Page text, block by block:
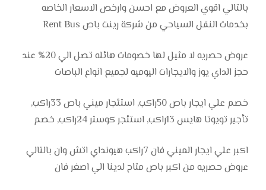
بالتالي اقوي العروض مع احسن وارخص الاسعار الخاصه
بخدمات النقل السياحي من شركة رينت باص Rent Bus
عروض حصريه لا مثيل لها خصومات هائله تصل الي 20% عند
حجز الداي يوز والايجارات اليوميه لجميع انواع الباصات
خصم علي ايجار باص 50راكب, استئجار ميني باص 33راكب,
تأجير تويوتا هايس 13راكب, استئجر كوستر 24راكب, خصم
اكبر علي ايجار الميني فان 7راكب هيونداي اتش وان بالتالي
عروض حصريه من اكبر باص متاح لدينا الي اصغر فان